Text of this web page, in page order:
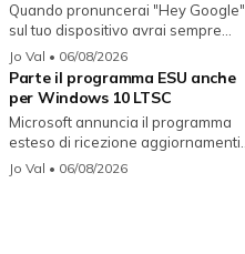
Quando pronuncerai "Hey Google"
sul tuo dispositivo avrai sempre
Gemin...
Jo Val • 06/08/2026
Parte il programma ESU anche
per Windows 10 LTSC
Microsoft annuncia il programma
esteso di ricezione aggiornamenti
per...
Jo Val • 06/08/2026